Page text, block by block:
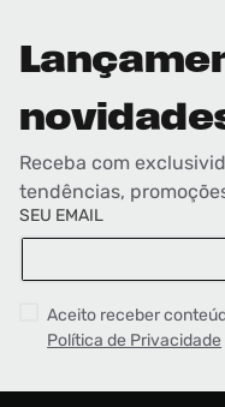
Receba com
tendências,
SEU EMAIL
Aceito receber
Política de Privacidade